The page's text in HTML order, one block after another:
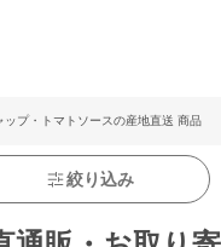
ップ・トマトソースの産地直送 商品
絞り込み